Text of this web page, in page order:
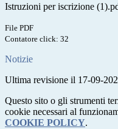
Istruzioni per iscrizione
File PDF
Contatore click: 32
Notizie
Ultima revisione il 17-09-
Questo sito o gli strumenti
cookie necessari al
COOKIE POLICY.